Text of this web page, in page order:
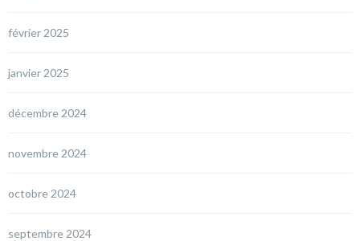
février 2025
janvier 2025
décembre 2024
novembre 2024
octobre 2024
septembre 2024